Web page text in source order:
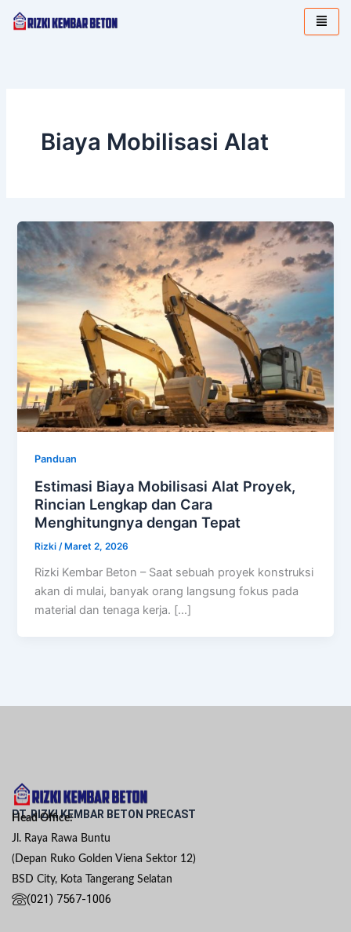
Lewati
Biaya Mobilisasi Alat
Panduan
Estimasi Biaya Mobilisasi Alat Proyek,
Rincian Lengkap dan Cara
Menghitungnya dengan Tepat
Rizki/Maret 2, 2026
Rizki Kembar Beton – Saat sebuah proyek konstruksi
akan di mulai, banyak orang langsung fokus pada
material dan tenaga kerja. […]
PT. RIZKI KEMBAR BETON PRECAST
Head Office:
Jl. Raya Rawa Buntu
(Depan Ruko Golden Viena Sektor 12)
BSD City, Kota Tangerang Selatan
(021) 7567-1006